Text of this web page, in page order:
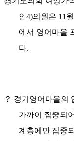
인4)의원은 11 월
에서 영어마을
다.
？ 경기영어마을의
가까이 집중되
계층에만 집중